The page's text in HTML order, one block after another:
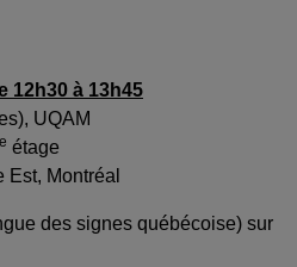
12h30 à 13h45
UQAM
e étage
Montréal
des signes québécoise) sur